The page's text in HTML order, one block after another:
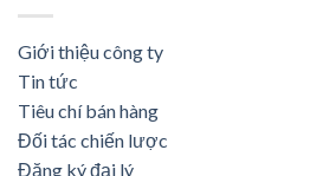
Giới thiệu công ty
Tin tức
Tiêu chí bán hàng
Đối tác chiến lược
Đăng ký đại lý